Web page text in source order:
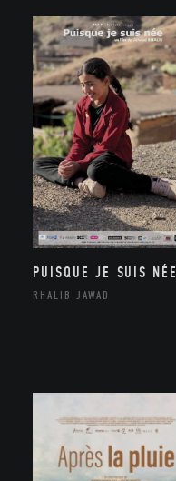
PUISQUE JE SUIS NÉE
RHALIB JAWAD